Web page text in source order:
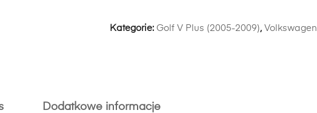
Kategorie: Golf V Plus (2005-2009), Volkswagen
Dodatkowe informacje